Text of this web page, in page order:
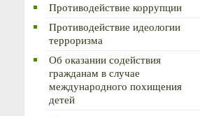
Противодействие коррупции
Противодействие идеологии
терроризма
Об оказании содействия
гражданам в случае
международного похищения
детей